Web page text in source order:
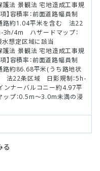
護法 景観法 宅地造成工事規
】容積率：前面道路幅員制
路約1.04平米を含む 法22
3h/4m ハザードマップ：
想定区域に該当
護法 景観法 宅地造成工事規
】容積率：前面道路幅員制
約86.68平米(うち路地状
法22条区域 日影規制：5h-
ナーバルコニー約4.97平
プ：0.5m～3.0m未満の浸
る